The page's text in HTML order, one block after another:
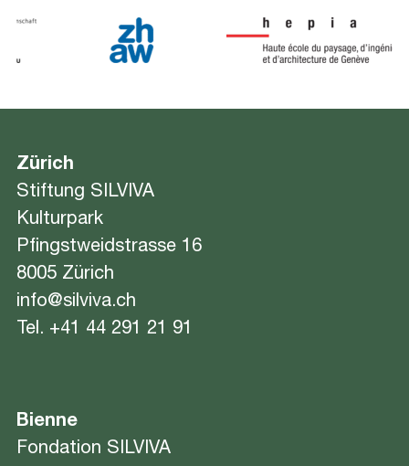
Zürich
Stiftung SILVIVA
Kulturpark
Pfingstweidstrasse 16
8005 Zürich
info@silviva.ch
Tel. +41 44 291 21 91
Bienne
Fondation SILVIVA